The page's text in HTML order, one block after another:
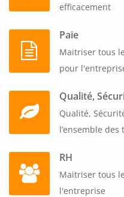
efficacement
Paie
Maitriser tous
pour
Qualité,
Qualité,
l’ensemble des
RH
Maitriser tous
l'entreprise